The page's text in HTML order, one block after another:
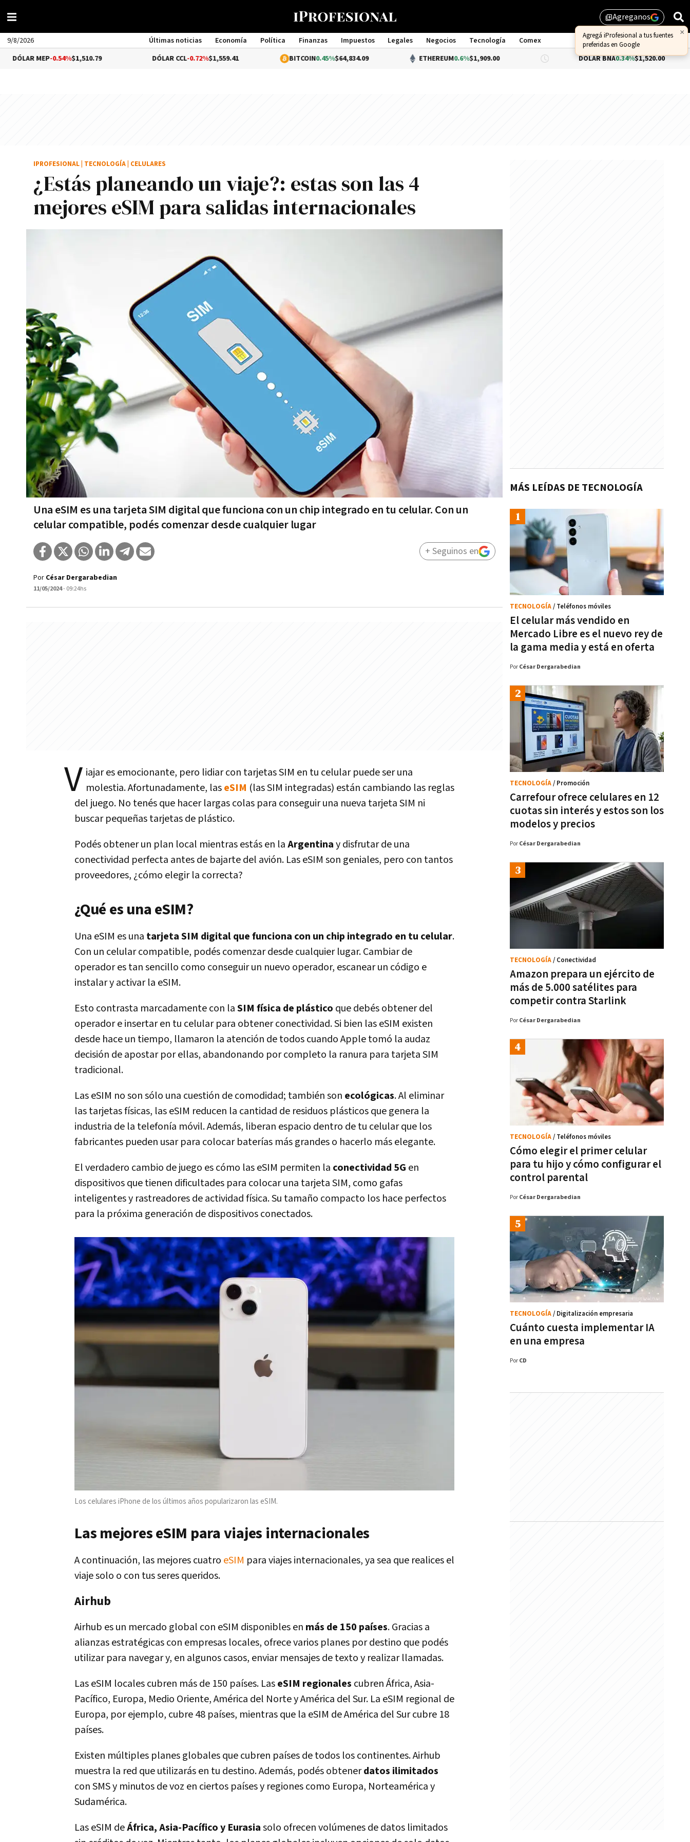
library_addAgreganos
9/8/2026 Últimas noticias Economía Política Finanzas Impuestos Legales Negocios Tecnología
Comex
Management
-0.54%$1,510.79 -0.72%$1,559.41 0.45%$64,834.09 ETHEREUM0.6%$1,909.00 DÓLAR BNA 0.34%$1,520.00
¿Estás planeando un viaje?: estas son las 4
mejores eSIM para salidas internacionales
Una eSIM es una tarjeta SIM digital que funciona con un chip integrado en tu celular. Con un
celular compatible, podés comenzar desde cualquier lugar
IPROFESIONAL TECNOLOGÍA CELULARES
Por César Dergarabedian
11/05/2024- 09:24hs
+ Seguinos en
V iajar es emocionante, pero lidiar con tarjetas SIM en tu celular puede ser una
molestia. Afortunadamente, laseSIM (las SIM integradas) están cambiando las reglas
del juego. No tenés que hacer largas colas para conseguir una nueva tarjeta SIM ni
buscar pequeñas tarjetas de plástico.
Podés obtener un plan local mientras estás en laArgentinay disfrutar de una
conectividad perfecta antes de bajarte del avión. Las eSIM son geniales, pero con tantos
proveedores, ¿cómo elegir la correcta?
¿Qué es una eSIM?
Una eSIM es una tarjeta SIM digital que funciona con un chip integrado en tu celular.
Con un celular compatible, podés comenzar desde cualquier lugar. Cambiar de
operador es tan sencillo como conseguir un nuevo operador, escanear un código e
instalar y activar la eSIM.
Esto contrasta marcadamente con laSIM física de plástico que debés obtener del
operador e insertar en tu celular para obtener conectividad. Si bien las eSIM existen
desde hace un tiempo, llamaron la atención de todos cuando Apple tomó la audaz
decisión de apostar por ellas, abandonando por completo la ranura para tarjeta SIM
tradicional.
Las eSIM no son sólo una cuestión de comodidad; también son ecológicas. Al eliminar
las tarjetas físicas, las eSIM reducen la cantidad de residuos plásticos que genera la
industria de la telefonía móvil. Además, liberan espacio dentro de tu celular que los
fabricantes pueden usar para colocar baterías más grandes o hacerlo más elegante.
El verdadero cambio de juego es cómo las eSIM permiten la conectividad 5G en
dispositivos que tienen dificultades para colocar una tarjeta SIM, como gafas
inteligentes y rastreadores de actividad física. Su tamaño compacto los hace perfectos
para la próxima generación de dispositivos conectados.
Los celulares iPhone de los últimos años popularizaron las eSIM.
Las mejores eSIM para viajes internacionales
A continuación, las mejores cuatro eSIM para viajes internacionales, ya sea que realices el
viaje solo o con tus seres queridos.
Airhub
Airhub es un mercado global con eSIM disponibles en más de 150 países. Gracias a
alianzas estratégicas con empresas locales, ofrece varios planes por destino que podés
utilizar para navegar y, en algunos casos, enviar mensajes de texto y realizar llamadas.
Las eSIM locales cubren más de 150 países. LaseSIM regionales cubren África, Asia-
Pacífico, Europa, Medio Oriente, América del Norte y América del Sur. La eSIM regional de
Europa, por ejemplo, cubre 48 países, mientras que la eSIM de América del Sur cubre 18
países.
Existen múltiples planes globales que cubren países de todos los continentes. Airhub
muestra la red que utilizarás en tu destino. Además, podés obtenerdatos ilimitados
con SMS y minutos de voz en ciertos países y regiones como Europa, Norteamérica y
Sudamérica.
Las eSIM deÁfrica, Asia-Pacífico y Eurasiasolo ofrecen volúmenes de datos limitados
MÁS LEÍDAS DE TECNOLOGÍA
El celular más vendido en
Mercado Libre es el nuevo rey de
la gama media y está en oferta
TECNOLOGÍA/ Teléfonos móviles
Por César Dergarabedian
Carrefour ofrece celulares en 12
cuotas sin interés y estos son los
modelos y precios
TECNOLOGÍA/ Promoción
Por César Dergarabedian
Amazon prepara un ejército de
más de 5.000 satélites para
competir contra Starlink
TECNOLOGÍA/ Conectividad
Por César Dergarabedian
Cómo elegir el primer celular
para tu hijo y cómo configurar el
control parental
TECNOLOGÍA/ Teléfonos móviles
Por César Dergarabedian
Cuánto cuesta implementar IA
en una empresa
TECNOLOGÍA/ Digitalización empresaria
Por CD